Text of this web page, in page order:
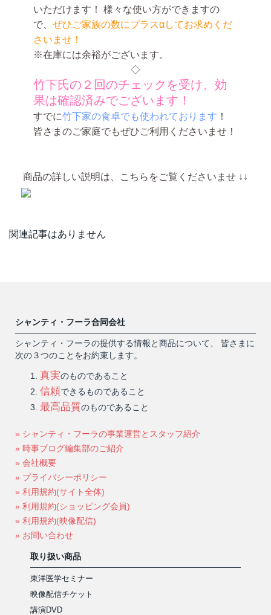
いただけます！ 様々な使い方ができますの
で、 ぜひご家族の数にプラスαしてお求めくだ
さいませ！
※在庫には余裕がございます。
◇
竹下氏の２回のチェックを受け、効
果は確認済みでございます！
すでに竹下家の食卓でも使われております ！
皆さまのご家庭でもぜひご利用くださいませ！
商品の詳しい説明は、こちらをご覧くださいませ ↓↓
関連記事はありません
シャンティ・フーラ合同会社
シャンティ・フーラの提供する情報と商品について、 皆さまに
次の３つのことをお約束します。
真実のものであること
信頼できるものであること
最高品質のものであること
» シャンティ・フーラの事業運営とスタッフ紹介
» 時事ブログ編集部のご紹介
» 会社概要
» プライバシーポリシー
» 利用規約(サイト全体)
» 利用規約(ショッピング会員)
» 利用規約(映像配信)
» お問い合わせ
取り扱い商品
東洋医学セミナー
映像配信チケット
講演DVD